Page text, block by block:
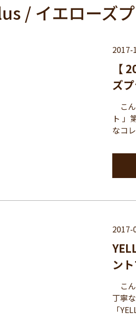
/ イエローズ
2017-
【
ズ
こ
ト 」
なコ
2017-
ン
こ
丁寧
「